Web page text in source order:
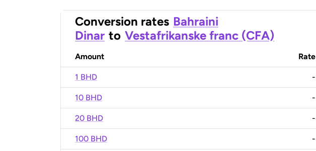
Conversion rates Bahraini
Dinar to Vestafrikanske franc (CFA)
Amount Rate
1 BHD -
10 BHD -
20 BHD -
100 BHD -